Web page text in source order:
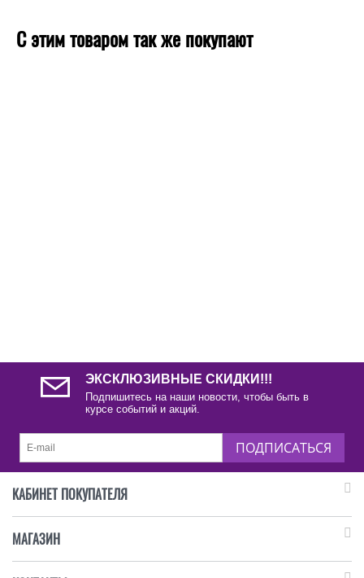
С этим товаром так же покупают
ЭКСКЛЮЗИВНЫЕ СКИДКИ!!!
Подпишитесь на наши новости, чтобы быть в
курсе событий и акций.
ПОДПИСАТЬСЯ
КАБИНЕТ ПОКУПАТЕЛЯ
МАГАЗИН